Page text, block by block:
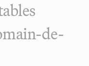
de-